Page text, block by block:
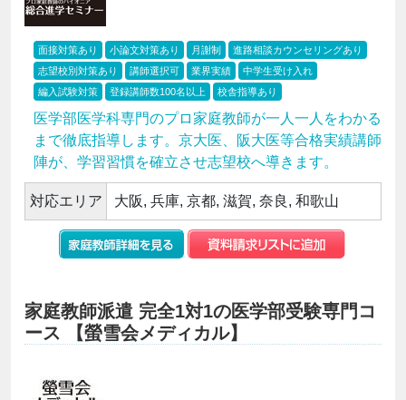
面接対策あり 小論文対策あり 月謝制
進路相談カウンセリングあり
志望校別対策あり
講師選択可 業界実績
中学生受け入れ
編入試験対策
登録講師数100名以上 校舎指導あり
医学部医学科専門のプロ家庭教師が一人一人をわかる
まで徹底指導します。京大医、阪大医等合格実績講師
陣が、学習習慣を確立させ志望校へ導きます。
対応エリア 大阪, 兵庫, 京都, 滋賀, 奈良, 和歌山
家庭教師派遣 完全1対1の医学部受験専門コ
ース 【螢雪会メディカル】